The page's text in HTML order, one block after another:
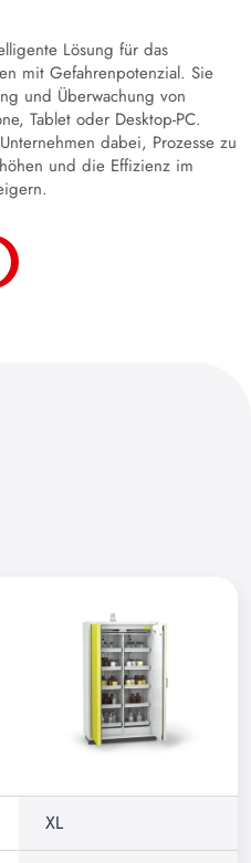
Lösung für das
mit Gefahrenpotenzial. Sie
und Überwachung von
Tablet oder Desktop-PC.
dabei, Prozesse zu
und die Effizienz im
XL